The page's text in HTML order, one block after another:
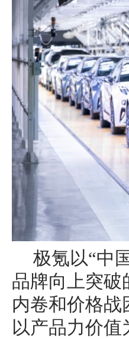
极氪以“中
品牌向上突破
内卷和价格战
以产品力价值